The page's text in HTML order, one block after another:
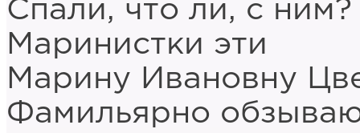
Спали, что ли, с ним?
Маринистки эти
Марину Ивановну
Фамильярно